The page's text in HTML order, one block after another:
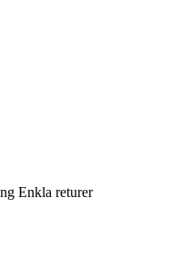
Enkla returer